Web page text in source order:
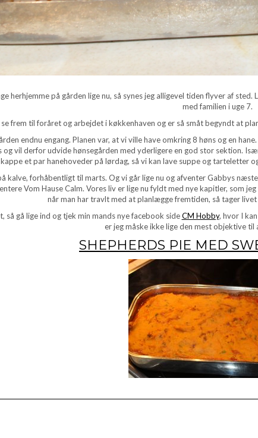
herhjemme på gården lige nu, så synes jeg alligevel tiden flyver af
med familien i uge 7.
frem til foråret og arbejdet i køkkenhaven og er så småt begyndt at
endnu engang. Planen var, at vi ville have omkring 8 høns og en
og vil derfor udvide hønsegården med yderligere en god stor sektion.
et par hanehoveder på lørdag, så vi kan lave suppe og tarteletter
kalve, forhåbentligt til marts. Og vi går lige nu og afventer Gabbys
Vom Hause Calm. Vores liv er lige nu fyldt med nye kapitler, som
når man har travlt med at planlægge fremtiden, så tager
så gå lige ind og tjek min mands nye facebook sideCM Hobby, hvor I
er jeg måske ikke lige den mest objektive til
SHEPHERDS PIE MED